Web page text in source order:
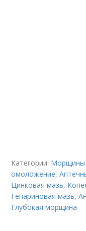
Категории: Морщины
омоложение,
Цинковая мазь,
Гепариновая мазь,
Глубокая морщина